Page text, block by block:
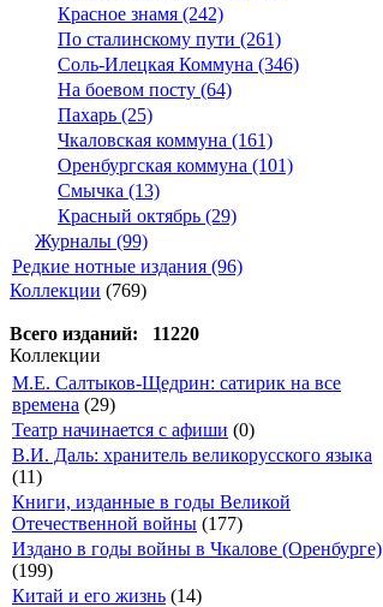
Красное знамя (242)
По сталинскому пути (261)
Соль-Илецкая Коммуна (346)
На боевом посту (64)
Пахарь (25)
Чкаловская коммуна (161)
Оренбургская коммуна (101)
Смычка (13)
Красный октябрь (29)
Журналы (99)
Редкие нотные издания (96)
Коллекции (769)
Всего изданий: 11220
Коллекции
М.Е. Салтыков-Щедрин: сатирик на все
времена (29)
Театр начинается с афиши (0)
В.И. Даль: хранитель великорусского языка
(11)
Книги, изданные в годы Великой
Отечественной войны (177)
Издано в годы войны в Чкалове (Оренбурге)
(199)
Китай и его жизнь (14)